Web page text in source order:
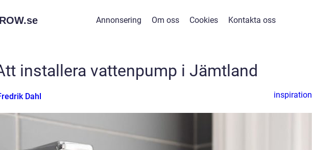
se Annonsering Om oss Cookies Kontakta oss
installera vattenpump i Jämtland
Dahl inspiration